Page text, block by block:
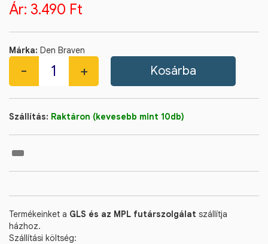
Ár: 3.490 Ft
Márka: Den Braven
Szállítás: Raktáron (kevesebb mint 10db)
Termékeinket a GLS és az MPL futárszolgálat szállítja
házhoz.
Szállítási költség: